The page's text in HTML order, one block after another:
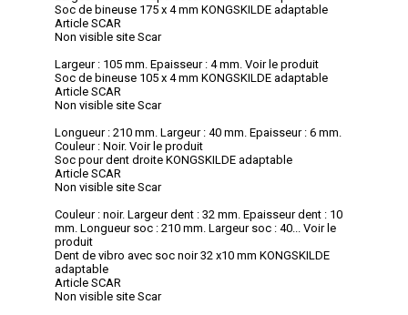
Soc de bineuse 175 x 4 mm KONGSKILDE adaptable
Article SCAR
Non visible site Scar
Largeur : 105 mm. Epaisseur : 4 mm. Voir le produit
Soc de bineuse 105 x 4 mm KONGSKILDE adaptable
Article SCAR
Non visible site Scar
Longueur : 210 mm. Largeur : 40 mm. Epaisseur : 6 mm.
Couleur : Noir. Voir le produit
Soc pour dent droite KONGSKILDE adaptable
Article SCAR
Non visible site Scar
Couleur : noir. Largeur dent : 32 mm. Epaisseur dent : 10
mm. Longueur soc : 210 mm. Largeur soc : 40...
Voir le
produit
Dent de vibro avec soc noir 32 x10 mm KONGSKILDE
adaptable
Article SCAR
Non visible site Scar